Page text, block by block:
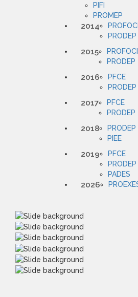
PIFI
PROMEP
2014
PRODEP
2015
PRODEP
2016
PFCE
PRODEP
2017
PFCE
PRODEP
2018
PRODEP
PIEE
2019
PFCE
PRODEP
PADES
2026